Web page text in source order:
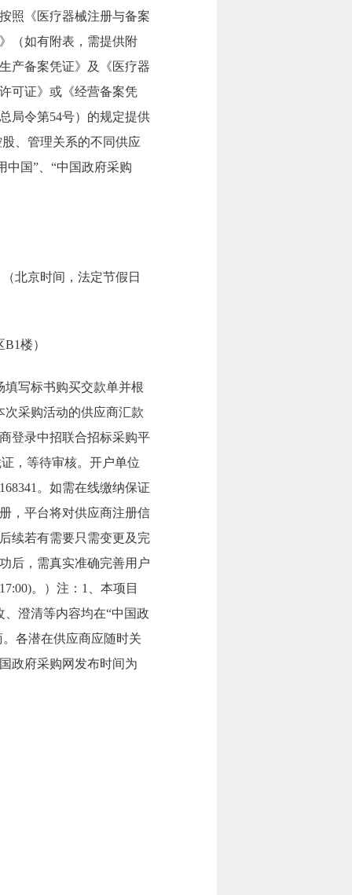
照《医疗器械注册与备案
（如有附表，需提供附
产备案凭证》及《医疗器
可证》或《经营备案凭
局令第54号）的规定提供
、管理关系的不同供应
中国”、“中国政府采购
北京时间，法定节假日
楼）
写标书购买交款单并根
采购活动的供应商汇款
登录中招联合招标采购平
，等待审核。开户单位
。如需在线缴纳保证
，平台将对供应商注册信
续若有需要只需变更及完
后，需真实准确完善用户
。）注：1、本项目
澄清等内容均在“中国政
各潜在供应商应随时关
政府采购网发布时间为